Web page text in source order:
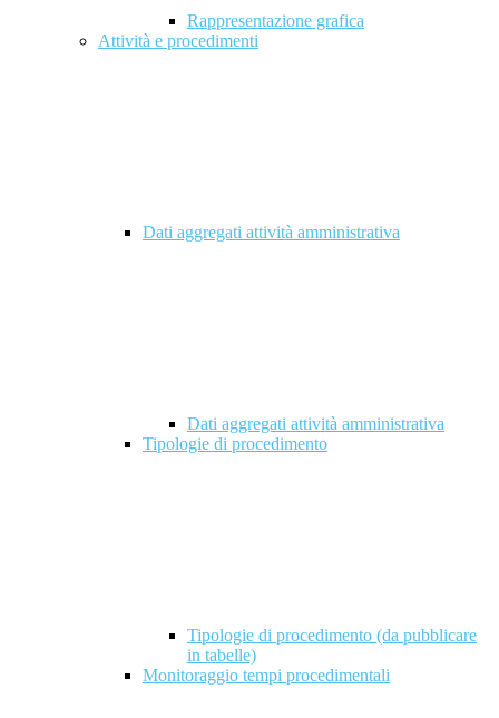
Rappresentazione grafica
Attività e procedimenti
Dati aggregati attività amministrativa
Dati aggregati attività amministrativa
Tipologie di procedimento
Tipologie di procedimento (da pubblicare
in tabelle)
Monitoraggio tempi procedimentali